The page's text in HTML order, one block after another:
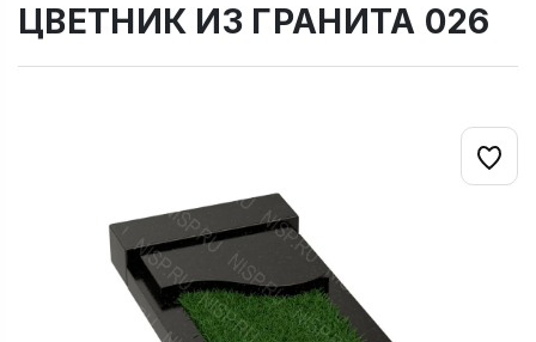
ЦВЕТНИК ИЗ ГРАНИТА 026